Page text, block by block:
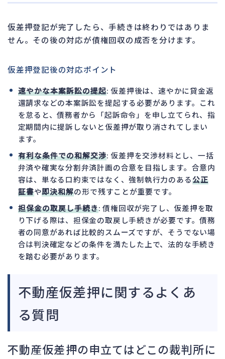
仮差押登記が完了したら、手続きは終わりではありま
せん。その後の対応が債権回収の成否を分けます。
仮差押登記後の対応ポイント
速やかな本案訴訟の提起: 仮差押後は、速やかに貸金返
還請求などの本案訴訟を提起する必要があります。これ
を怠ると、債務者から「起訴命令」を申し立てられ、指
定期間内に提訴しないと仮差押が取り消されてしまい
ます。
有利な条件での和解交渉: 仮差押を交渉材料とし、一括
弁済や確実な分割弁済計画の合意を目指します。合意内
容は、単なる口約束ではなく、強制執行力のある公正
証書や即決和解の形で残すことが重要です。
担保金の取戻し手続き: 債権回収が完了し、仮差押を取
り下げる際は、担保金の取戻し手続きが必要です。債務
者の同意があれば比較的スムーズですが、そうでない場
合は判決確定などの条件を満たした上で、法的な手続き
を踏む必要があります。
不動産仮差押に関するよくあ
る質問
不動産仮差押の申立てはどこの裁判所に